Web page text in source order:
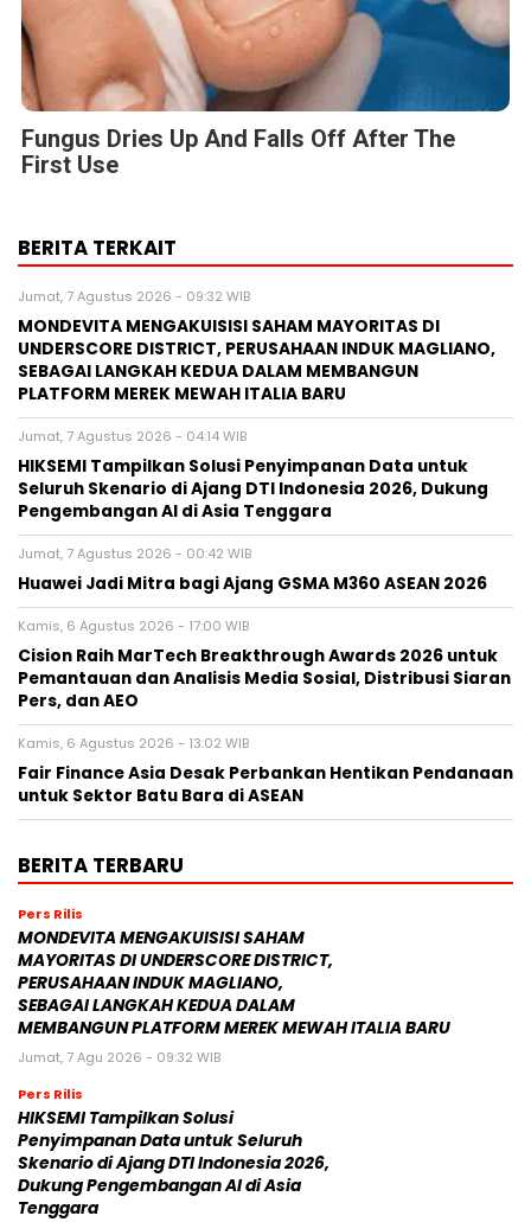
Fungus Dries Up And Falls Off After The
First Use
BERITA TERKAIT
Jumat, 7 Agustus 2026 - 09:32 WIB
MONDEVITA MENGAKUISISI SAHAM MAYORITAS DI
UNDERSCORE DISTRICT, PERUSAHAAN INDUK MAGLIANO,
SEBAGAI LANGKAH KEDUA DALAM MEMBANGUN
PLATFORM MEREK MEWAH ITALIA BARU
Jumat, 7 Agustus 2026 - 04:14 WIB
HIKSEMI Tampilkan Solusi Penyimpanan Data untuk
Seluruh Skenario di Ajang DTI Indonesia 2026, Dukung
Pengembangan AI di Asia Tenggara
Jumat, 7 Agustus 2026 - 00:42 WIB
Huawei Jadi Mitra bagi Ajang GSMA M360 ASEAN 2026
Kamis, 6 Agustus 2026 - 17:00 WIB
Cision Raih MarTech Breakthrough Awards 2026 untuk
Pemantauan dan Analisis Media Sosial, Distribusi Siaran
Pers, dan AEO
Kamis, 6 Agustus 2026 - 13:02 WIB
Fair Finance Asia Desak Perbankan Hentikan Pendanaan
untuk Sektor Batu Bara di ASEAN
BERITA TERBARU
Pers Rilis
MONDEVITA MENGAKUISISI SAHAM
MAYORITAS DI UNDERSCORE DISTRICT,
PERUSAHAAN INDUK MAGLIANO,
SEBAGAI LANGKAH KEDUA DALAM
MEMBANGUN PLATFORM MEREK MEWAH ITALIA BARU
Jumat, 7 Agu 2026 - 09:32 WIB
Pers Rilis
HIKSEMI Tampilkan Solusi
Penyimpanan Data untuk Seluruh
Skenario di Ajang DTI Indonesia 2026,
Dukung Pengembangan AI di Asia
Tenggara